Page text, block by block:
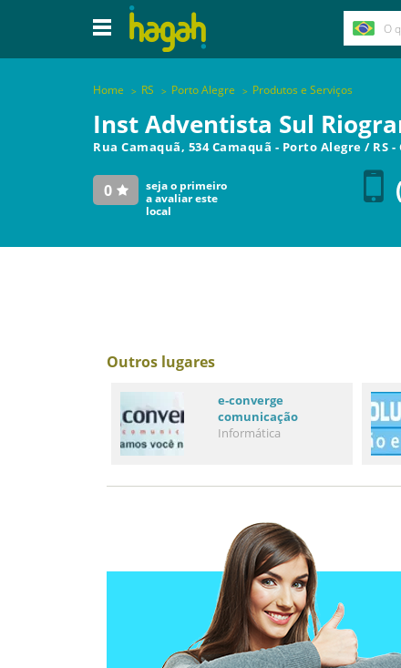
Home RS Porto Alegre Produtos e Serviços
Inst Adventista Sul
Rua Camaquã, 534 Camaquã - Porto Alegre / RS -
0
seja o primeiro
a avaliar este
local
Outros lugares
e-converge
comunicação
Informática